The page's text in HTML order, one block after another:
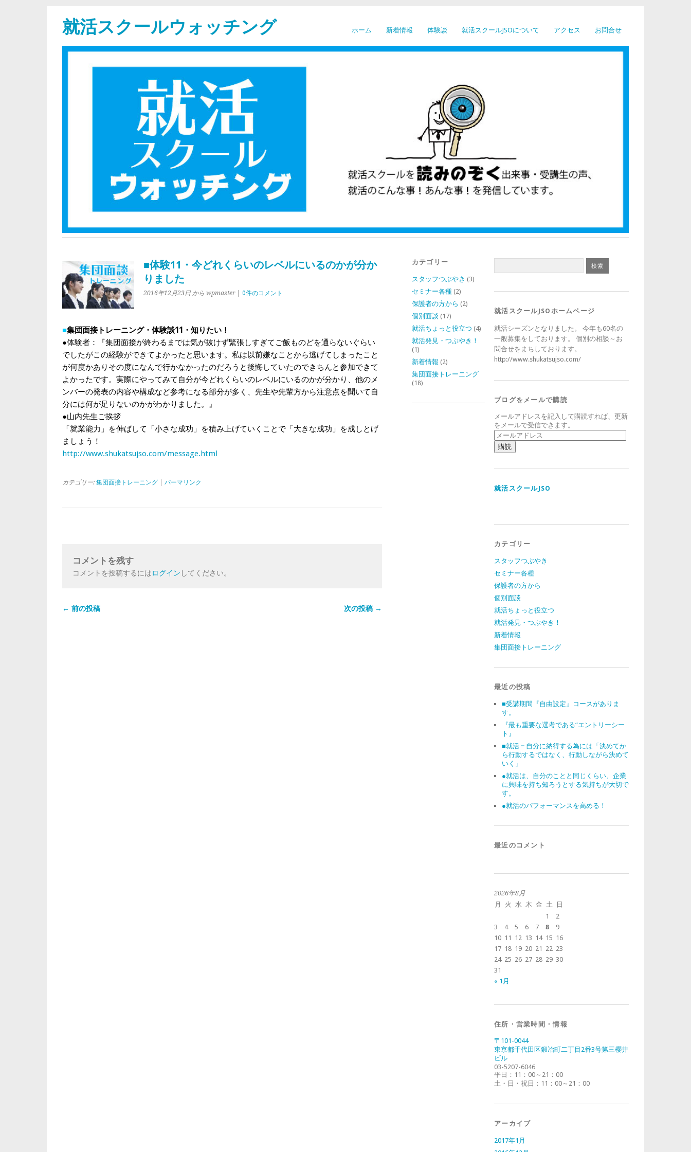
ホーム 新着情報 体験談 就活スクールJSOについて アクセス お問合せ
就活スクールウォッチング
■体験11・今どれくらいのレベルにいるのかが分か
りました
2016年12月23日 から wpmaster| 0件のコメント
■集団面接トレーニング・体験談11・知りたい！
●体験者：『集団面接が終わるまでは気が抜けず緊張しすぎてご飯ものどを通らないぐらい
でしたがこの経験ができてよかったと思います。私は以前嫌なことから逃げてしまったこと
が何度かありその度になんで行かなかったのだろうと後悔していたのできちんと参加できて
よかったです。実際にやってみて自分が今どれくらいのレベルにいるのかが分かり、他のメ
ンバーの発表の内容や構成など参考になる部分が多く、先生や先輩方から注意点を聞いて自
分には何が足りないのかがわかりました。』
●山内先生ご挨拶
「就業能力」を伸ばして「小さな成功」を積み上げていくことで「大きな成功」を成しとげ
ましょう！
http://www.shukatsujso.com/message.html
カテゴリー: 集団面接トレーニング パーマリンク
コメントを残す
コメントを投稿するにはログイン してください。
← 前の投稿 次の投稿 →
カテゴリー
スタッフつぶやき (3)
セミナー各種(2)
保護者の方から (2)
個別面談 (17)
就活ちょっと役立つ (4)
就活発見・つぶやき！
(1)
新着情報 (2)
集団面接トレーニング
(18)
就活スクールJSOホームページ
就活シーズンとなりました。 今年も60名の
一般募集をしております。 個別の相談～お
問合せをまちしております。
http://www.shukatsujso.com/
ブログをメールで購読
メールアドレスを記入して購読すれば、更新
をメールで受信できます。
メ
ー
ル
ド
ス
就活スクールJSO
カテゴリー
スタッフつぶやき
セミナー各種
保護者の方から
個別面談
就活ちょっと役立つ
就活発見・つぶやき！
新着情報
集団面接トレーニング
最近の投稿
■受講期間『自由設定』コースがありま
す。
『最も重要な選考である“エントリーシー
ト』
■就活＝自分に納得する為には「決めてか
ら行動するではなく、行動しながら決めて
いく」
●就活は、自分のことと同じくらい、企業
に興味を持ち知ろうとする気持ちが大切で
す。
●就活のパフォーマンスを高める！
最近のコメント
2026年8月
月
火 水 木 金 土 日
« 1月
1
2
3
4 5 6 7 8
9
10 11 12 13 14 15 16
17 18 19 20 21 22 23
24 25 26 27 28 29 30
31
住所・営業時間・情報
〒101-0044
東京都千代田区鍛冶町二丁目2番3号第三櫻井
ビル
03-5207-6046
平日：11：00～21：00
土・日・祝日：11：00～21：00
アーカイブ
2017年1月